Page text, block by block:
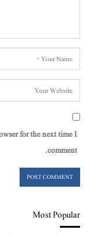
for the next time I
comment.
Most Popular